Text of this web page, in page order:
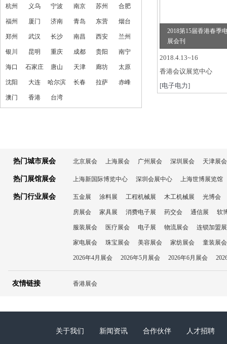
2018第15届香港春季
展会刊
2018.4.13~16
香港会议展览中心
[电子电力]
杭州 义乌 宁波 南京 苏州 合肥
福州 厦门 济南 青岛 东营 烟台
郑州 武汉 长沙 南昌 西安 兰州
银川 昆明 重庆 成都 贵阳 南宁
海口 石家庄 唐山 天津 廊坊 太原
沈阳 大连 哈尔滨 长春 拉萨 赤峰
澳门 香港 台湾
热门城市展会 北京展会 上海展会 广州展会 深圳展会 天津展会
热门展馆展会 上海新国际博览中心 深圳会展中心 上海世博展览馆
热门行业展会 五金展 涂料展 工程机械展 木工机械展 光博会
房展会 家具展 消费电子展 药交会 通信展 软
服装展会 医疗展会 电子展 物流展会 连锁加盟
家电展会 珠宝展会 美容展会 家纺展会 童装展会
2026年4月展会 2026年5月展会 2026年6月展会
友情链接 香港展会
关于我们 新闻资讯 合作伙伴 人才招聘